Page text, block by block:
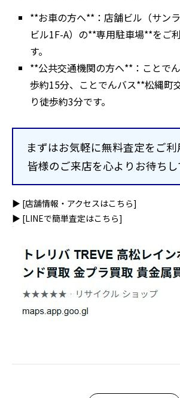
**お車の方へ**：店舗ビル（サン
ビル1F-A）の**専用駐車場**をご
す。
**公共交通機関の方へ**：ことで
歩約15分、ことでんバス**松縄町
り徒歩約3分です。
まずはお気軽に無料査定をご利
皆様のご来店を心よりお待ちし
▶ [店舗情報・アクセスはこちら]
▶ [LINEで簡単査定はこちら]